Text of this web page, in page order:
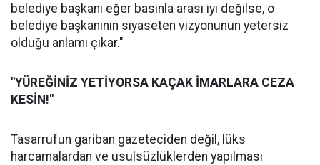
belediye başkanı eğer basınla arası iyi değilse, o
belediye başkanının siyaseten vizyonunun yetersiz
olduğu anlamı çıkar."
"YÜREĞİNİZ YETİYORSA KAÇAK İMARLARA CEZA
KESİN!"
Tasarrufun gariban gazeteciden değil, lüks
harcamalardan ve usulsüzlüklerden yapılması